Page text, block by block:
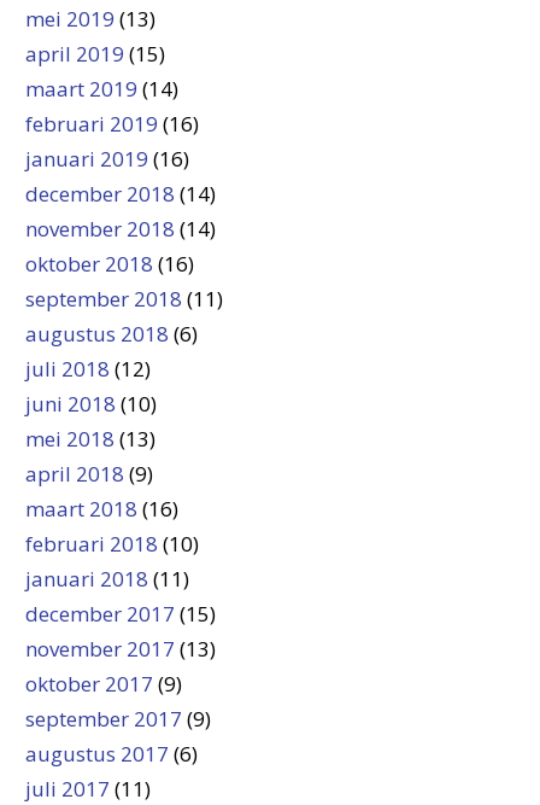
mei 2019 (13)
april 2019 (15)
maart 2019 (14)
februari 2019 (16)
januari 2019 (16)
december 2018 (14)
november 2018 (14)
oktober 2018 (16)
september 2018 (11)
augustus 2018 (6)
juli 2018 (12)
juni 2018 (10)
mei 2018 (13)
april 2018 (9)
maart 2018 (16)
februari 2018 (10)
januari 2018 (11)
december 2017 (15)
november 2017 (13)
oktober 2017 (9)
september 2017 (9)
augustus 2017 (6)
juli 2017 (11)